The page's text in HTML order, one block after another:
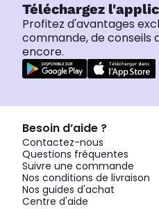
Téléchargez
Profitez d'avantages
commande, de conseils
encore.
Besoin d’aide ?
Contactez-nous
Questions fréquentes
Suivre une commande
Nos conditions de livraison
Nos guides d'achat
Centre d'aide